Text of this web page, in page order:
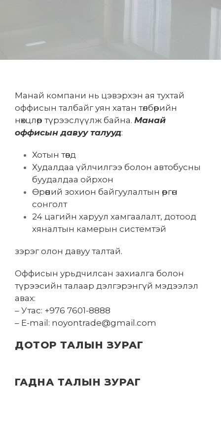
Манай компани нь цэвэрхэн ая тухтай
оффисын талбайг уян хатан төлбөрийн
нөхцлөөр түрээслүүлж байна. Манай
оффисын давуу талууд:
Хотын төвд
Худалдаа үйлчилгээ болон автобусны
буудалдаа ойрхон
Өрөөний зохион байгуулалтын өргөн
сонголт
24 цагийн харуул хамгаалалт, дотоод
хяналтын камерын системтэй
зэрэг олон давуу талтай.
Оффисын урьдчилсан захиалга болон
түрээсийн талаар дэлгэрэнгүй мэдээлэл
авах:
– Утас: +976 7601-8888
– E-mail: noyontrade@gmail.com
ДОТОР ТАЛЫН ЗУРАГ
ГАДНА ТАЛЫН ЗУРАГ